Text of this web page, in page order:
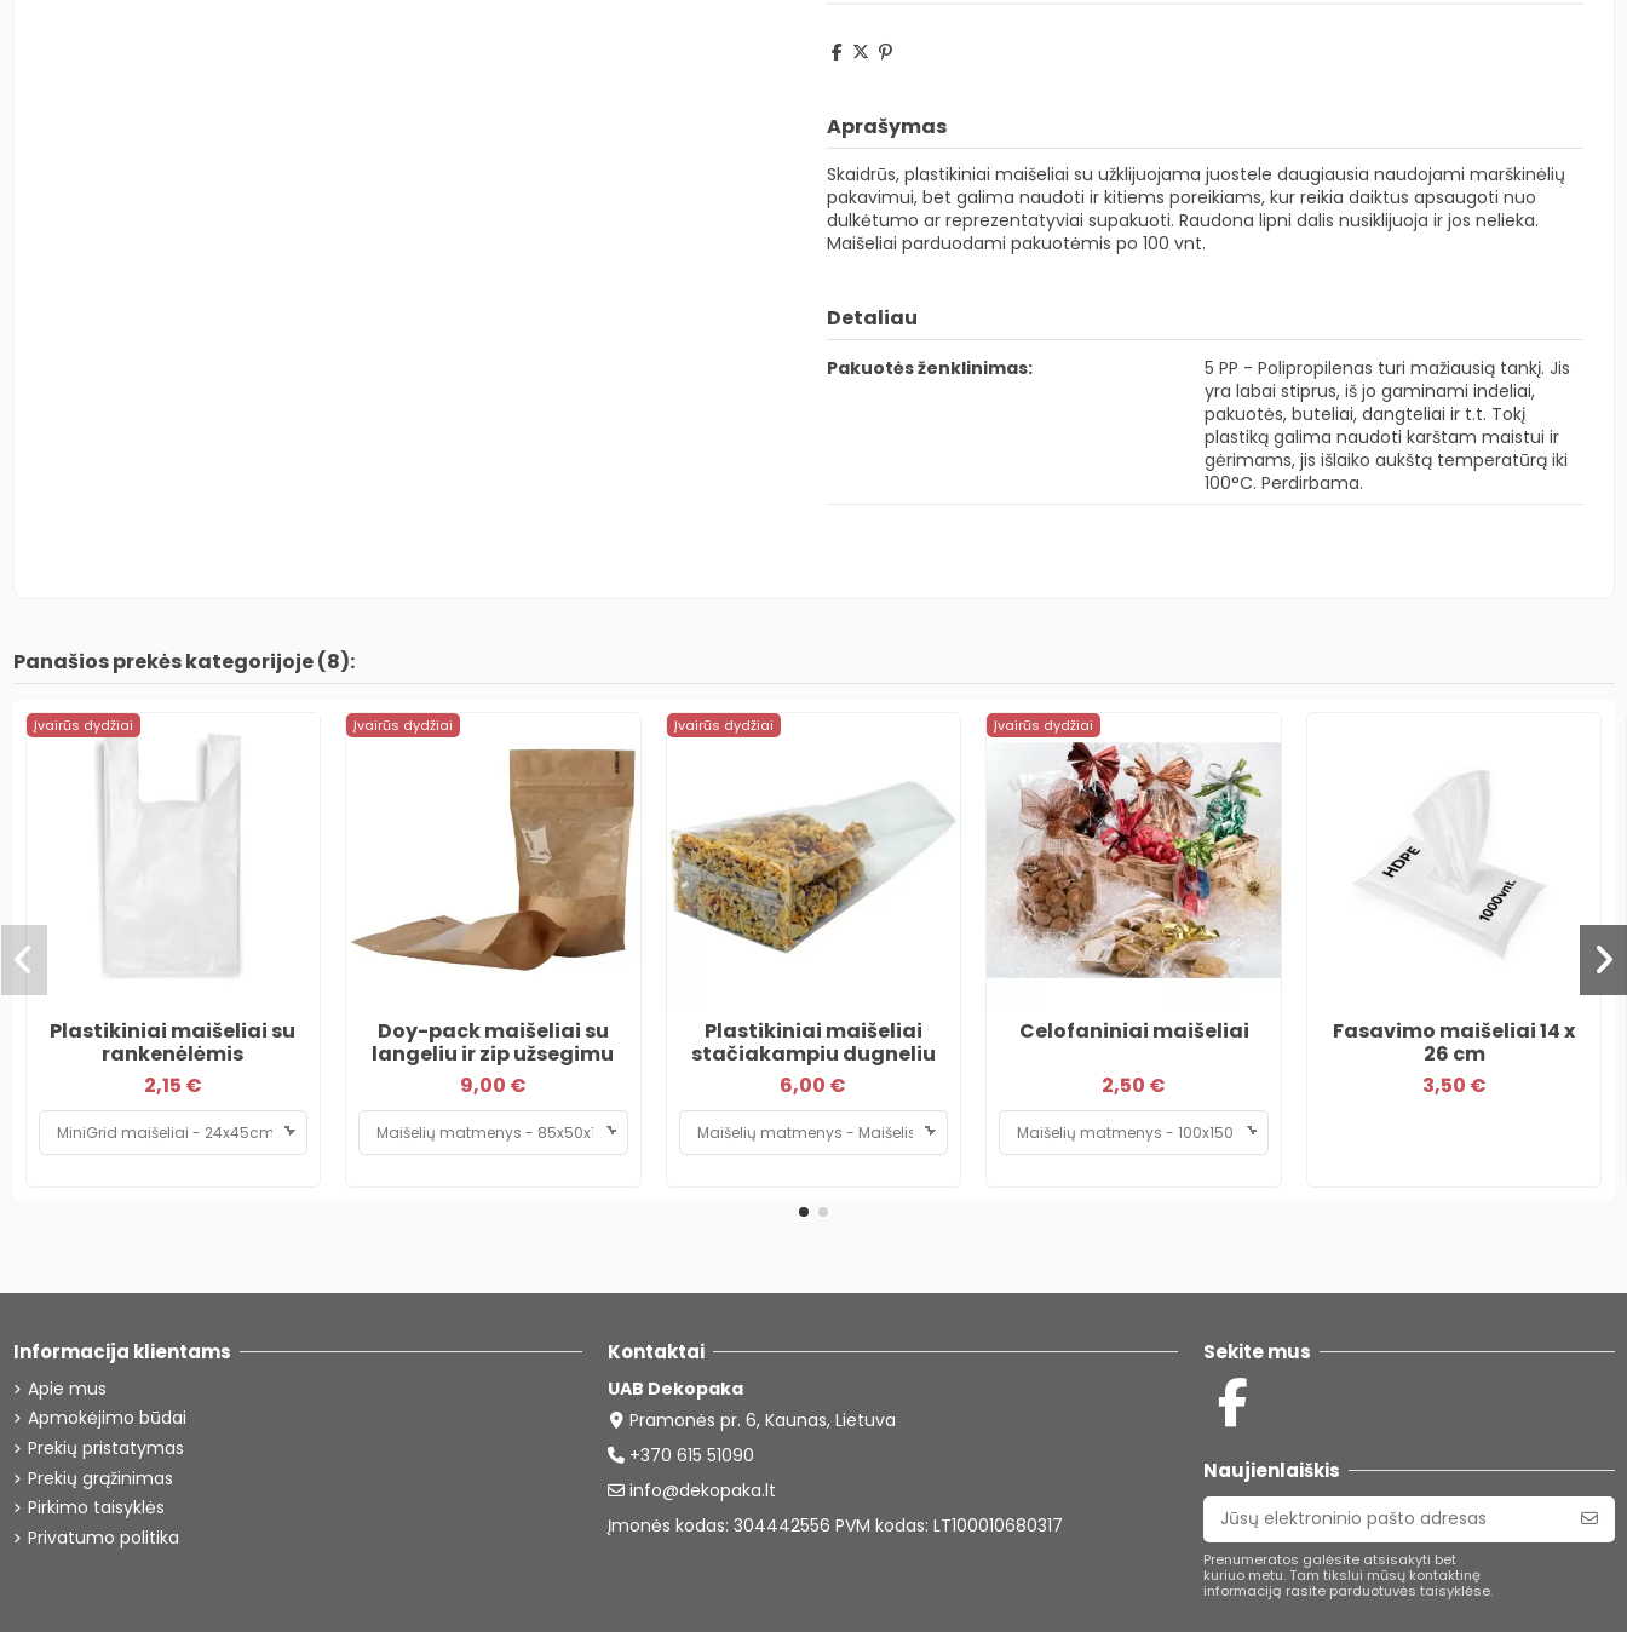
Aprašymas
Skaidrūs, plastikiniai maišeliai su užklijuojama juostele daugiausia naudojami marškinėlių
pakavimui, bet galima naudoti ir kitiems poreikiams, kur reikia daiktus apsaugoti nuo
dulkėtumo ar reprezentatyviai supakuoti. Raudona lipni dalis nusiklijuoja ir jos nelieka.
Maišeliai parduodami pakuotėmis po 100 vnt.
Detaliau
Pakuotės ženklinimas:
5 PP - Polipropilenas turi mažiausią tankį. Jis
yra labai stiprus, iš jo gaminami indeliai,
pakuotės, buteliai, dangteliai ir t.t. Tokį
plastiką galima naudoti karštam maistui ir
gėrimams, jis išlaiko aukštą temperatūrą iki
100°C. Perdirbama.
Panašios prekės kategorijoje (8):
Įvairūs dydžiai
Plastikiniai maišeliai su
rankenėlėmis
2,15 €
Įvairūs dydžiai
Doy-pack maišeliai su
langeliu ir zip užsegimu
9,00 €
Įvairūs dydžiai
Plastikiniai maišeliai
stačiakampiu dugneliu
6,00 €
Įvairūs dydžiai
Celofaniniai maišeliai
2,50 €
Fasavimo maišeliai 14 x
26 cm
3,50 €
Informacija klientams
Apie mus
Apmokėjimo būdai
Prekių pristatymas
Prekių grąžinimas
Pirkimo taisyklės
Privatumo politika
Kontaktai
UAB Dekopaka
Pramonės pr. 6, Kaunas, Lietuva
+370 615 51090
info@dekopaka.lt
Įmonės kodas: 304442556 PVM kodas: LT100010680317
Sekite mus
Naujienlaiškis
Prenumeratos galėsite atsisakyti bet
kuriuo metu. Tam tikslui mūsų kontaktinę
informaciją rasite parduotuvės taisyklėse.